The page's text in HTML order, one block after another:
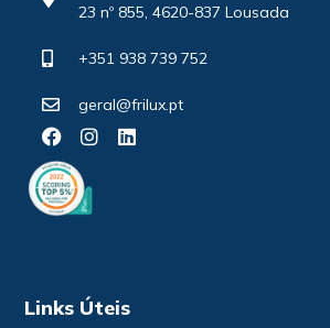
23 nº 855, 4620-837 Lousada
+351 938 739 752
geral@frilux.pt
Links Úteis